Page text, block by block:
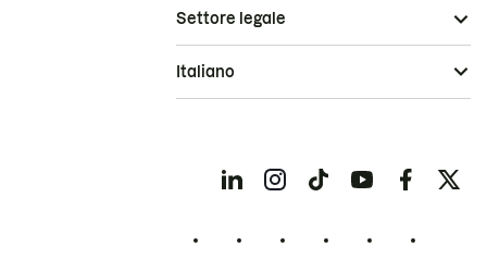
Settore legale
Italiano